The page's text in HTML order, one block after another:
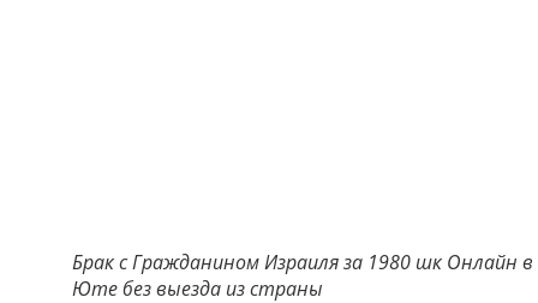
Брак с Гражданином Израиля за 1980 шк Онлайн в
Юте без выезда из страны